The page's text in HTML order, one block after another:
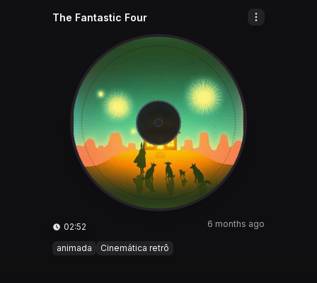
The Fantastic Four
02:52 6 months ago
animada Cinemática retrô